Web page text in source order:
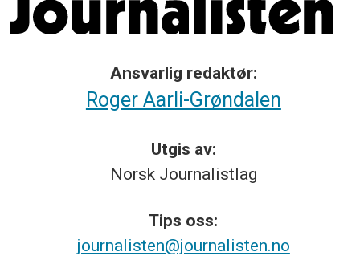
Ansvarlig redaktør:
Roger Aarli-Grøndalen
Utgis av:
Norsk Journalistlag
Tips oss:
journalisten@journalisten.no